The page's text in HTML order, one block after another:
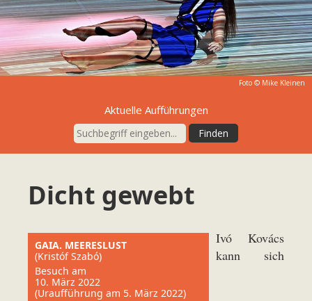
Foto © Mike Kleinen
Aktuelle Aufführungen
Dicht gewebt
GAIA. MEERESLUST
(Kristóf Szabó)
Besuch am
10. März 2022
(Uraufführung am 5. März 2022)
Ivó Kovács
kann sich